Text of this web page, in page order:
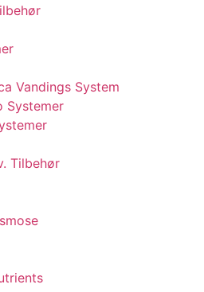
Vandings System
Systemer
Tilbehør